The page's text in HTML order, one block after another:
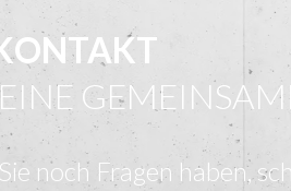
noch Fragen haben,